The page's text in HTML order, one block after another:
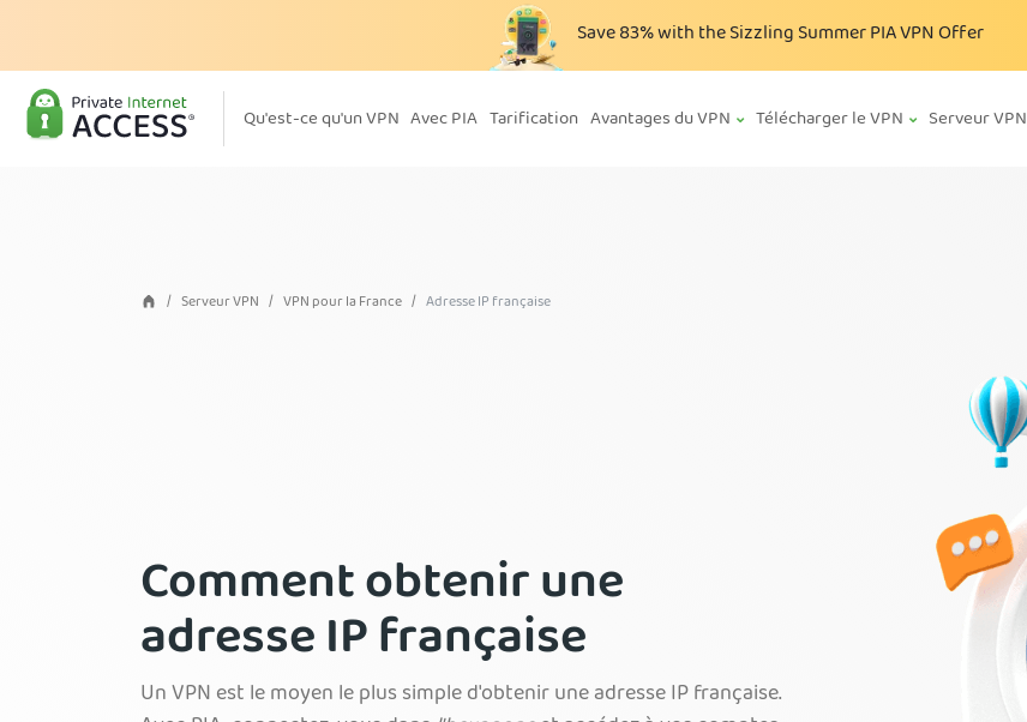
Save83%with the Sizzling Summer PIA VPN Offer
Qu'est-ce qu'un VPN Avec PIA Tarification Avantages du VPN Télécharger le VPN Serveur VPN
Serveur VPN VPN pour la France Adresse IP française
Comment obtenir une
adresse IP française
Un VPN est le moyen le plus simple d'obtenir une adresse IP française.